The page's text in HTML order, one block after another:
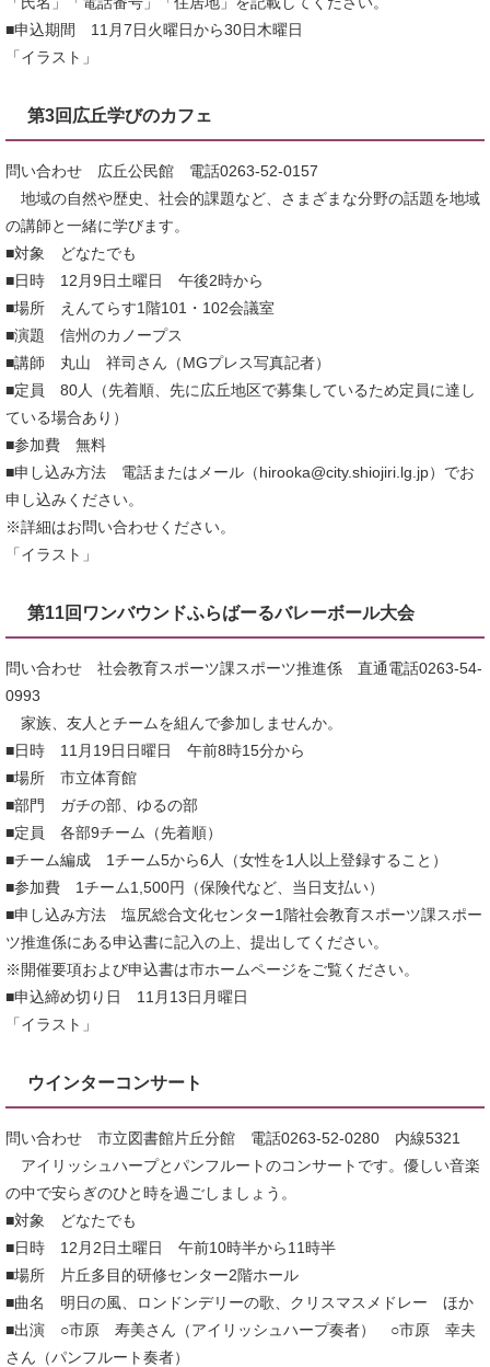
■申込期間 11月7日火曜日から30日木曜日
「イラスト」
第3回広丘学びのカフェ
問い合わせ 広丘公民館 電話0263-52-0157
地域の自然や歴史、社会的課題など、さまざまな分野の話題を地域
の講師と一緒に学びます。
■対象 どなたでも
■日時 12月9日土曜日 午後2時から
■場所 えんてらす1階101・102会議室
■演題 信州のカノープス
■講師 丸山 祥司さん（MGプレス写真記者）
■定員 80人（先着順、先に広丘地区で募集しているため定員に達し
ている場合あり）
■参加費 無料
■申し込み方法 電話またはメール（hirooka@city.shiojiri.lg.jp）でお
申し込みください。
※詳細はお問い合わせください。
「イラスト」
第11回ワンバウンドふらばーるバレーボール大会
問い合わせ 社会教育スポーツ課スポーツ推進係 直通電話0263-54-
0993
家族、友人とチームを組んで参加しませんか。
■日時 11月19日日曜日 午前8時15分から
■場所 市立体育館
■部門 ガチの部、ゆるの部
■定員 各部9チーム（先着順）
■チーム編成 1チーム5から6人（女性を1人以上登録すること）
■参加費 1チーム1,500円（保険代など、当日支払い）
■申し込み方法 塩尻総合文化センター1階社会教育スポーツ課スポー
ツ推進係にある申込書に記入の上、提出してください。
※開催要項および申込書は市ホームページをご覧ください。
■申込締め切り日 11月13日月曜日
「イラスト」
ウインターコンサート
問い合わせ 市立図書館片丘分館 電話0263-52-0280 内線5321
アイリッシュハープとパンフルートのコンサートです。優しい音楽
の中で安らぎのひと時を過ごしましょう。
■対象 どなたでも
■日時 12月2日土曜日 午前10時半から11時半
■場所 片丘多目的研修センター2階ホール
■曲名 明日の風、ロンドンデリーの歌、クリスマスメドレー ほか
■出演 ○市原 寿美さん（アイリッシュハープ奏者） ○市原 幸夫
さん（パンフルート奏者）